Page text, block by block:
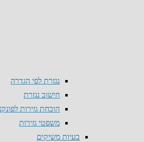
נגזרת לפי הגדרה
חישוב נגזרת
הוכחת גזירות
משפטי גזירות
בעיות משיקים